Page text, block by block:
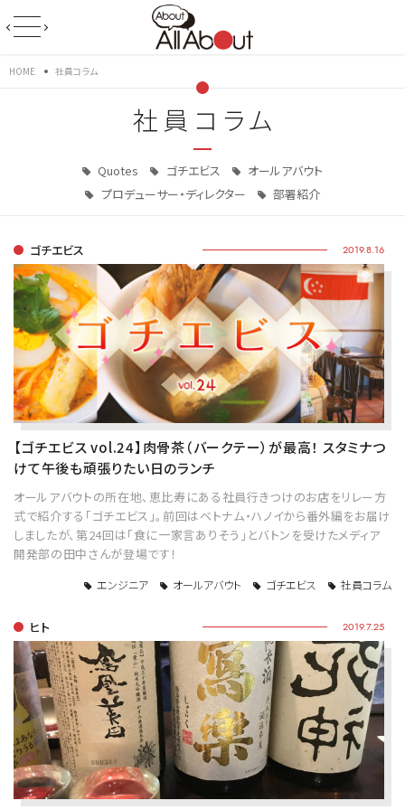
HOME 社員コラム
社員コラム
Quotes ゴチエビス
オールアバウト
プロデューサー・ディレクター
部署紹介
ゴチエビス 2019.8.16
【ゴチエビス vol.24】肉骨茶（バークテー）が最高！ スタミナつ
けて午後も頑張りたい日のランチ
オールアバウトの所在地、恵比寿にある社員行きつけのお店をリレー方
式で紹介する「ゴチエビス」。前回はベトナム・ハノイから番外編をお届け
しましたが、第24回は「食に一家言ありそう」とバトンを受けたメディア
開発部の田中さんが登場です！
エンジニア オールアバウト ゴチエビス 社員コラム
ヒト 2019.7.25